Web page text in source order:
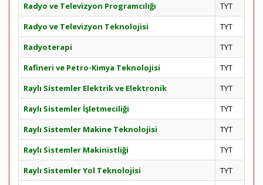
Radyo ve Televizyon Programcılığı
TYT
Radyo ve Televizyon Teknolojisi
TYT
Radyoterapi
TYT
Rafineri ve Petro-Kimya Teknolojisi
TYT
Raylı Sistemler Elektrik ve Elektronik
TYT
Raylı Sistemler İşletmeciliği
TYT
Raylı Sistemler Makine Teknolojisi
TYT
Raylı Sistemler Makinistliği
TYT
Raylı Sistemler Yol Teknolojisi
TYT